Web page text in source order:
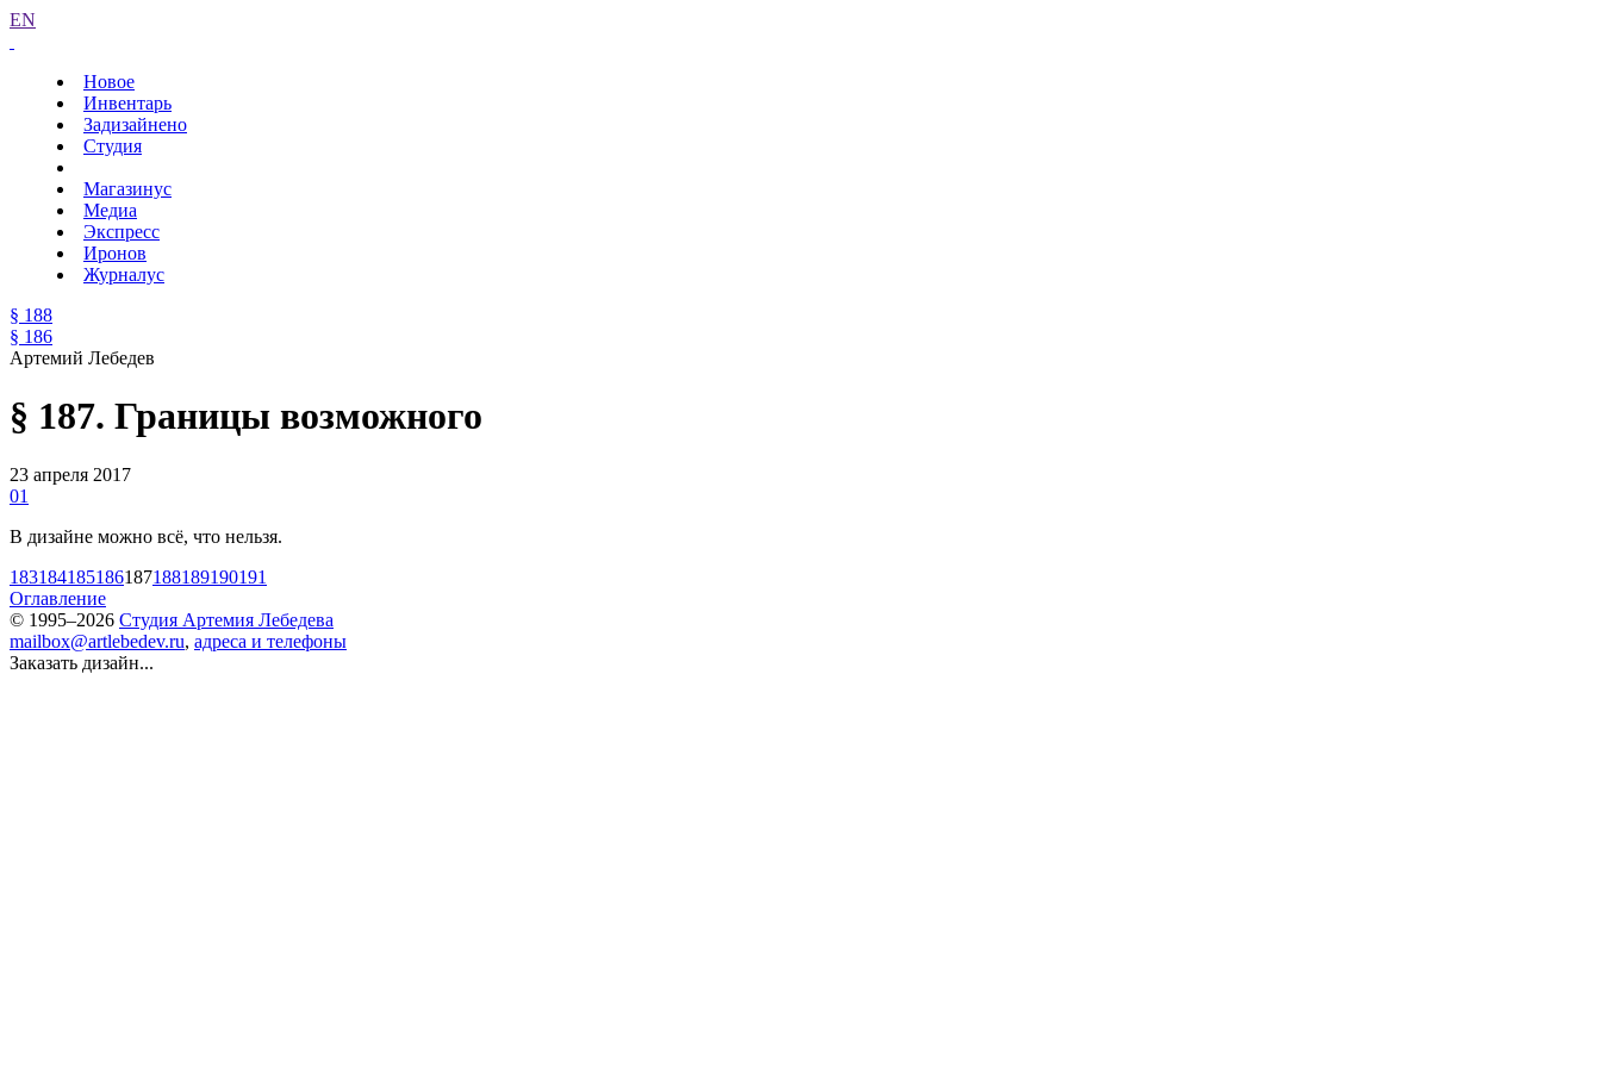
EN
Новое
Инвентарь
Задизайнено
Студия
Магазинус
Медиа
Экспресс
Иронов
Журналус
§ 188
§ 186
Артемий Лебедев
§ 187. Границы возможного
23 апреля 2017
01
В дизайне можно всё, что нельзя.
183184185186187188189190191
Оглавление
© 1995–2026 Студия Артемия Лебедева
mailbox@artlebedev.ru, адреса и телефоны
Заказать дизайн...